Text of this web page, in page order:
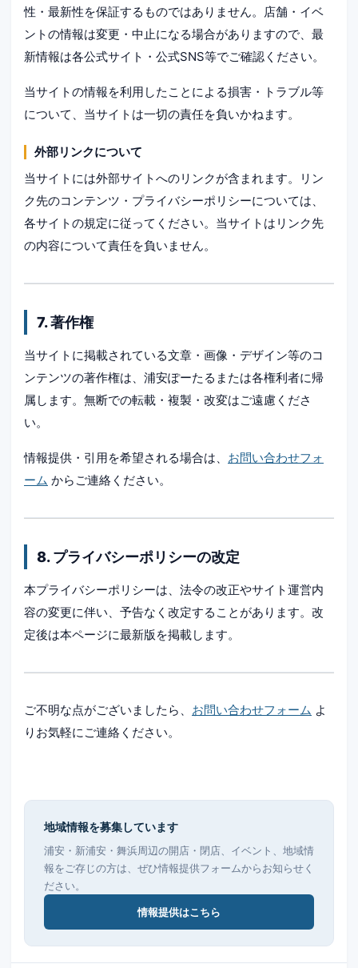
性・最新性を保証するものではありません。店舗・イベ
ントの情報は変更・中止になる場合がありますので、最
新情報は各公式サイト・公式SNS等でご確認ください。
当サイトの情報を利用したことによる損害・トラブル等
について、当サイトは一切の責任を負いかねます。
外部リンクについて
当サイトには外部サイトへのリンクが含まれます。リン
ク先のコンテンツ・プライバシーポリシーについては、
各サイトの規定に従ってください。当サイトはリンク先
の内容について責任を負いません。
7. 著作権
当サイトに掲載されている文章・画像・デザイン等のコ
ンテンツの著作権は、浦安ぽーたるまたは各権利者に帰
属します。無断での転載・複製・改変はご遠慮くださ
い。
情報提供・引用を希望される場合は、 お問い合わせフォ
ーム からご連絡ください。
8. プライバシーポリシーの改定
本プライバシーポリシーは、法令の改正やサイト運営内
容の変更に伴い、予告なく改定することがあります。改
定後は本ページに最新版を掲載します。
ご不明な点がございましたら、 お問い合わせフォーム よ
りお気軽にご連絡ください。
地域情報を募集しています
浦安・新浦安・舞浜周辺の開店・閉店、イベント、地域情
報をご存じの方は、ぜひ情報提供フォームからお知らせく
ださい。
情報提供はこちら